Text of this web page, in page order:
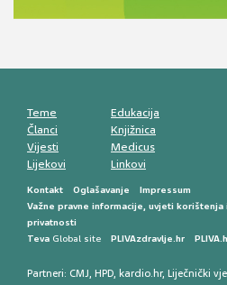
smetnji do rane onkološke
Teme
Članci
Vijesti
Lijekovi
Edukacija
Knjižnica
Medicus
Linkovi
Kontakt Oglašavanje
Impressum
Važne pravne informacije, uvjeti korištenja
privatnosti
Teva Global site PLIVAzdravlje.hr
Partneri: CMJ, HPD, kardio.hr, Liječnički